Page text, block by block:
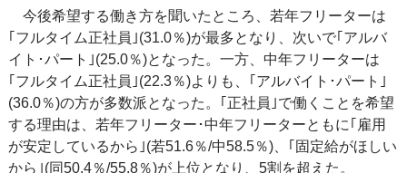
今後希望する働き方を聞いたところ、若年フリーターは
｢フルタイム正社員｣(31.0％)が最多となり、次いで｢アルバ
イト･パート｣(25.0％)となった。一方、中年フリーターは
｢フルタイム正社員｣(22.3％)よりも、｢アルバイト･パート｣
(36.0％)の方が多数派となった。｢正社員｣で働くことを希望
する理由は、若年フリーター･中年フリーターともに｢雇用
が安定しているから｣(若51.6％/中58.5％)、｢固定給がほしい
から｣(同50.4％/55.8％)が上位となり、5割を超えた。